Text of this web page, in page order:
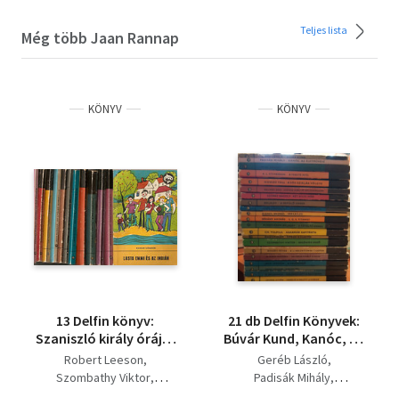
Még több Jaan Rannap Teljes lista
KÖNYV
13 Delfin könyv:
Szaniszló király órája,
Lusta Emmi és az
indián, A csodacsapat,
Robert Leeson
Szombathy Viktor
KÖNYV
21 db Delfin Könyvek:
Búvár Kund, Kanóc, az
életművész, Az utolsó
fehértollú, A fekete
Geréb László
Padisák Mihály